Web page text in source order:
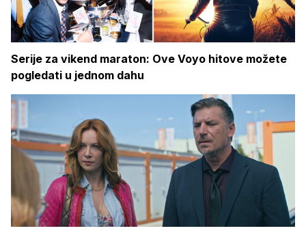
Serije za vikend maraton: Ove Voyo hitove možete
pogledati u jednom dahu